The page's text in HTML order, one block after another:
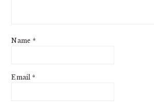
Name *
Email *